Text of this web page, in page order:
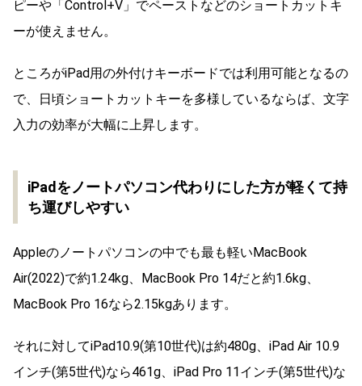
ピーや「Control+V」でペーストなどのショートカットキ
ーが使えません。
ところがiPad用の外付けキーボードでは利用可能となるの
で、日頃ショートカットキーを多様しているならば、文字
入力の効率が大幅に上昇します。
iPadをノートパソコン代わりにした方が軽くて持
ち運びしやすい
Appleのノートパソコンの中でも最も軽いMacBook
Air(2022)で約1.24kg、MacBook Pro 14だと約1.6kg、
MacBook Pro 16なら2.15kgあります。
それに対してiPad10.9(第10世代)は約480g、iPad Air 10.9
インチ(第5世代)なら461g、iPad Pro 11インチ(第5世代)な